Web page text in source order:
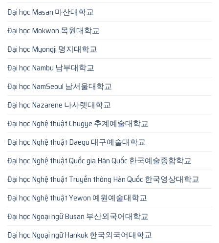
Đại học Masan 마산대학교
Đại học Mokwon 목원대학교
Đại học Myongji 명지대학교
Đại học Nambu 남부대학교
Đại học NamSeoul 남서울대학교
Đại học Nazarene 나사렛대학교
Đại học Nghệ thuật Chugye 추계예술대학교
Đại học Nghệ thuật Daegu 대구예술대학교
Đại học Nghệ thuật Quốc gia Hàn Quốc 한국예술종합학교
Đại học Nghệ thuật Truyền thông Hàn Quốc 한국영상대학교
Đại học Nghệ thuật Yewon 예원예술대학교
Đại học Ngoại ngữ Busan 부산외국어대학교
Đại học Ngoại ngữ Hankuk 한국외국어대학교